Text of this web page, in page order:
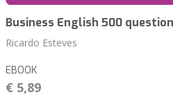
Business English 500
Ricardo Esteves
EBOOK
€ 5,89